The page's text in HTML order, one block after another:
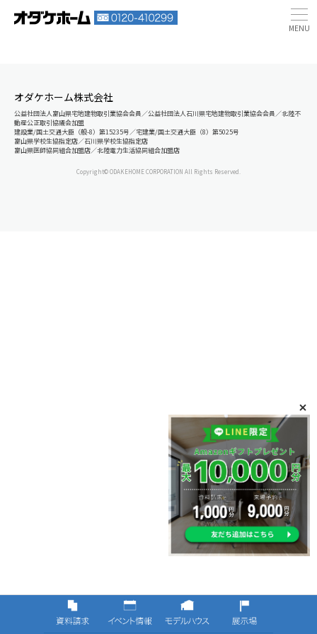
オダケホーム株式会社
公益社団法人富山県宅地建物取引業協会会員／公益社団法人石川県宅地建物取引業協会会員／北陸不
動産公正取引協議会加盟
建設業/国土交通大臣（般-8）第15235号／宅建業/国土交通大臣（8）第5025号
富山県学校生協指定店／石川県学校生協指定店
富山県医師協同組合加盟店／北陸電力生活協同組合加盟店
Copyright© ODAKEHOME CORPORATION All Rights Reserved.